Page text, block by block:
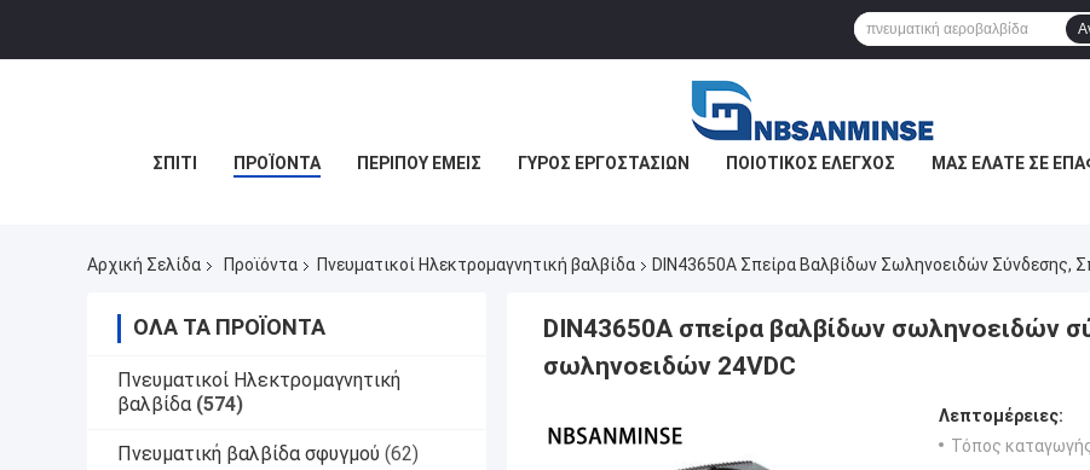
ΣΠΊΤΙ ΠΡΟΪΌΝΤΑ ΠΕΡΊΠΟΥ ΕΜΕΊΣ ΓΎΡΟΣ ΕΡΓΟΣΤΑΣΊΩΝ ΠΟΙΟΤΙΚΌΣ ΈΛΕΓΧΟΣ ΜΑΣ ΕΛΆΤΕ ΣΕ
Αρχική Σελίδα Προϊόντα Πνευματικοί Ηλεκτρομαγνητική βαλβίδα DIN43650A Σπείρα Βαλβίδων Σωληνοειδών Σύνδεσης,
ΌΛΑ ΤΑ ΠΡΟΪΌΝΤΑ
Πνευματικοί Ηλεκτρομαγνητική
βαλβίδα (574)
Πνευματική βαλβίδα σφυγμού (62)
DIN43650A σπείρα βαλβίδων σωληνοειδών
σωληνοειδών 24VDC
Λεπτομέρειες:
Τόπος